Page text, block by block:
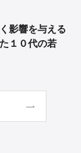
影響を与える
１０代の若